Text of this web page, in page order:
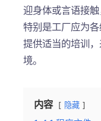
迎身体或言语接触
特别是工厂应为
提供适当的培训
境。
内容 隐藏